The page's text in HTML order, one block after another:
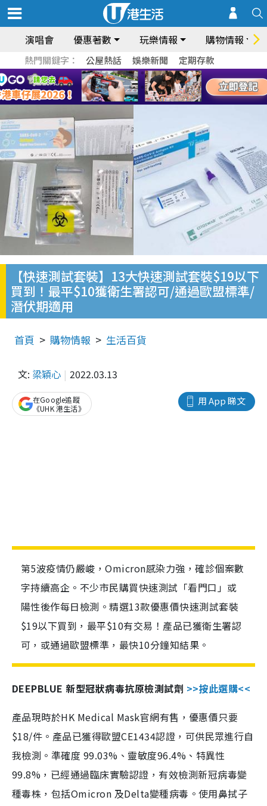
演唱會 優惠著數 玩樂情報 購物情報
熱門關鍵字： 公屋熱話 娛樂新聞 定期存款
【快速測試套裝】13大快速測試套裝$19以下
買到！最平$10獲衛生署認可/通過歐盟標準/
潛伏期適用
首頁 購物情報 生活百貨
文: 梁穎心 2022.03.13
用 App 睇文
在Google追蹤
《UHK 港生活》
第5波疫情仍嚴峻，Omicron感染力強，確診個案數
字持續高企。不少市民購買快速測試「看門口」或
陽性後作每日檢測。精選13款優惠價快速測試套裝
$19以下買到，最平$10有交易！產品已獲衛生署認
可，或通過歐盟標準，最快10分鐘知結果。
DEEPBLUE 新型冠狀病毒抗原檢測試劑 >>按此選購<<
產品現時於HK Medical Mask官網有售，優惠價只要
$18/件。產品已獲得歐盟CE1434認證，可供民眾進行自
我檢測。準確度 99.03%、靈敏度96.4%、特異性
99.8%，已經通過臨床實驗認證，有效檢測新冠病毒變
種毒株，包括Omicron 及Delta變種病毒。使用鼻拭子